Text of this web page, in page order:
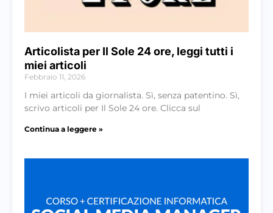
Articolista per Il Sole 24 ore, leggi tutti i
miei articoli
Febbraio 11, 2026
I miei articoli da giornalista. Sì, senza patentino. Sì,
scrivo articoli per Il Sole 24 ore. Clicca sul
Continua a leggere »